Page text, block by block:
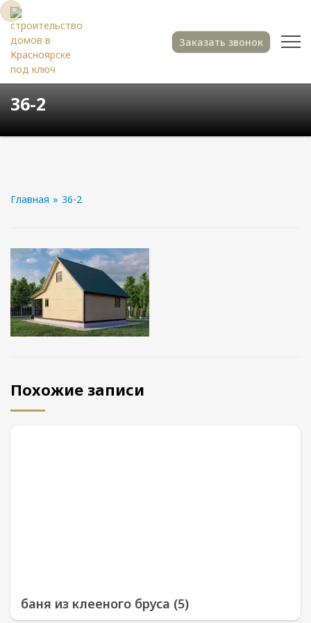
Заказать звонок
36-2
Главная » 36-2
Похожие записи
баня из клееного бруса (5)